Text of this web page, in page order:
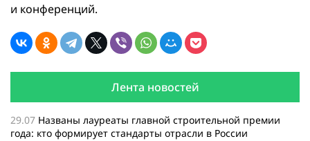
и конференций.
Лента новостей
29.07 Названы лауреаты главной строительной премии
года: кто формирует стандарты отрасли в России